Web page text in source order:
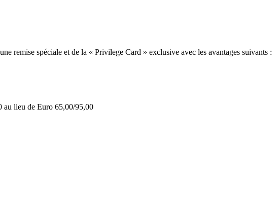
remise spéciale et de la « Privilege Card » exclusive avec les avantages suivants :
au lieu de Euro 65,00/95,00